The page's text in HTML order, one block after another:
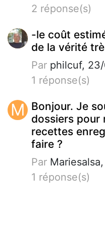
2 réponse(s)
-le coût
de la vérité
Par philcuf,
1 réponse(s)
M Bonjour. Je
dossiers pour
recettes
faire ?
Par
1 réponse(s)